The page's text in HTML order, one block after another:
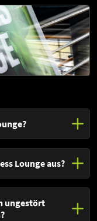
auch unsere
11:00 - 19:00 Uhr
11:00 - 18:00 Uhr
Lounge aus?
Lounge Speisen und
ungestört